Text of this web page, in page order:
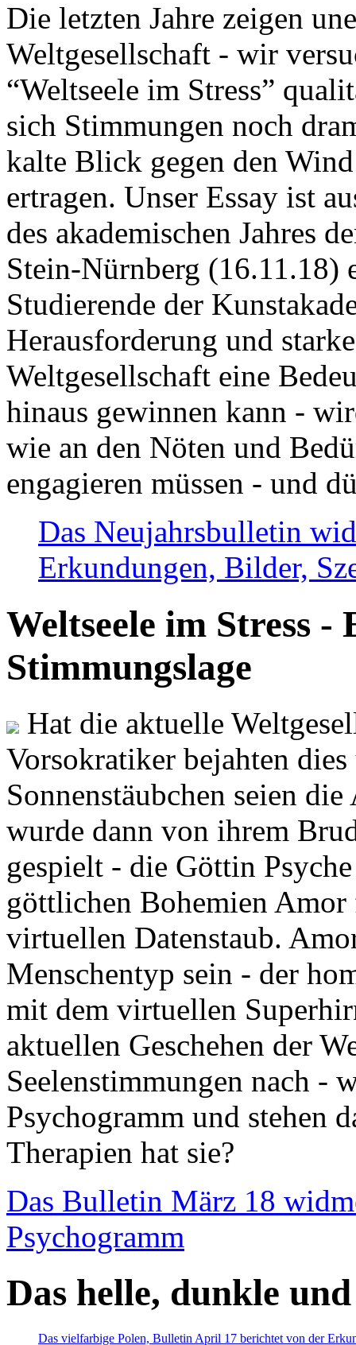
Die letzten Jahre zeigen
Weltgesellschaft - wir
“Weltseele im Stress”
sich Stimmungen noch
kalte Blick gegen den
ertragen. Unser Essay ist
des akademischen Jahres
Stein-Nürnberg (16.11.18)
Studierende der
Herausforderung und
Weltgesellschaft eine
hinaus gewinnen kann -
wie an den Nöten und
engagieren müssen - und
Das Neujahrsbulletin
Erkundungen, Bilder,
Weltseele im Stress -
Stimmungslage
Hat die aktuelle
Vorsokratiker bejahten
Sonnenstäubchen seien
wurde dann von ihrem
gespielt - die Göttin
göttlichen Bohemien
virtuellen Datenstaub.
Menschentyp sein - der
mit dem virtuellen
aktuellen Geschehen der
Seelenstimmungen nach -
Psychogramm und stehen
Therapien hat sie?
Das Bulletin März 18
Psychogramm
Das helle, dunkle
Das vielfarbige Polen, Bulletin April 17 berichtet von der